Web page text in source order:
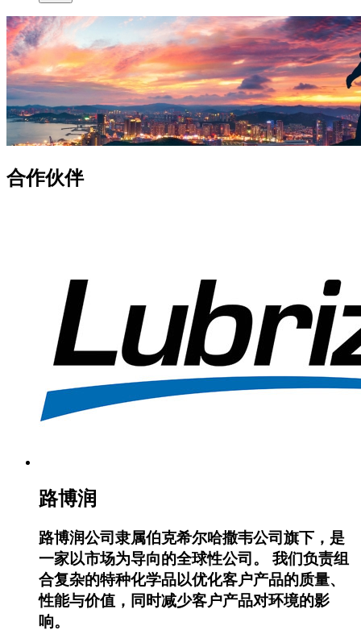
合作伙伴
路博润
路博润公司隶属伯克希尔哈撒韦公司旗下，是
一家以市场为导向的全球性公司。 我们负责组
合复杂的特种化学品以优化客户产品的质量、
性能与价值，同时减少客户产品对环境的影
响。